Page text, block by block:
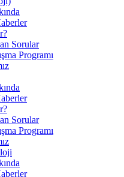
Sorular
Programı
Sorular
Programı